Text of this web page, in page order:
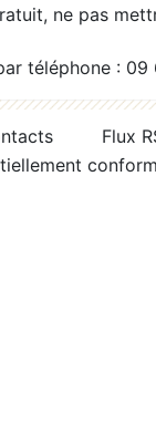
ne pas
téléphone :
Flux